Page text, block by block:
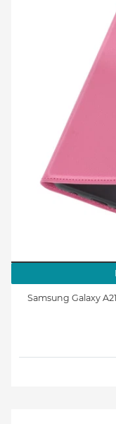
Samsung Galaxy